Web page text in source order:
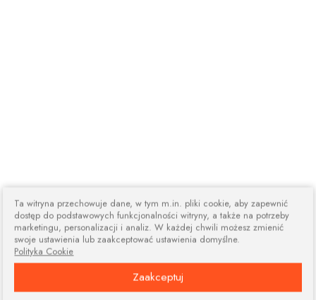
Ta witryna przechowuje dane, w tym m.in. pliki cookie, aby zapewnić
dostęp do podstawowych funkcjonalności witryny, a także na potrzeby
marketingu, personalizacji i analiz. W każdej chwili możesz zmienić
swoje ustawienia lub zaakceptować ustawienia domyślne.
Polityka Cookie
Zaakceptuj